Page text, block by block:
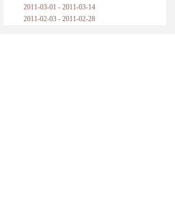
2011-03-01 - 2011-03-14
2011-02-03 - 2011-02-28